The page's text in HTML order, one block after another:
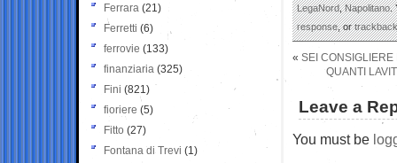
LegaNord,Napolitano.
response, ortrackback
« SEI CONSIGLIERE
QUANTI
Leave a
You must be
Ferrara (21)
Ferretti (6)
ferrovie (133)
finanziaria (325)
Fini (821)
fioriere (5)
Fitto (27)
Fontana di Trevi (1)